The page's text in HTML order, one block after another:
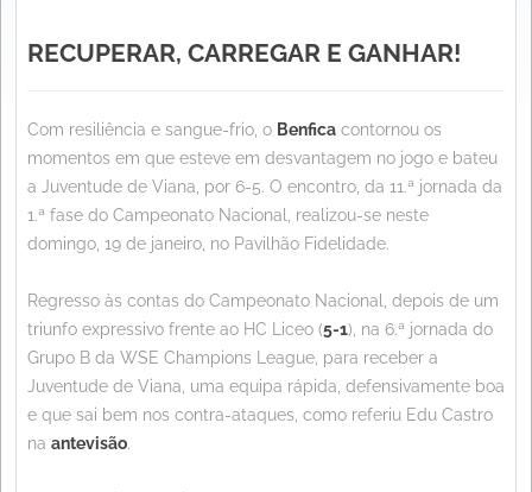
RECUPERAR, CARREGAR E GANHAR!
Com resiliência e sangue-frio, o Benfica contornou os
momentos em que esteve em desvantagem no jogo e bateu
a Juventude de Viana, por 6-5. O encontro, da 11.ª jornada da
1.ª fase do Campeonato Nacional, realizou-se neste
domingo, 19 de janeiro, no Pavilhão Fidelidade.
Regresso às contas do Campeonato Nacional, depois de um
triunfo expressivo frente ao HC Liceo (5-1), na 6.ª jornada do
Grupo B da WSE Champions League, para receber a
Juventude de Viana, uma equipa rápida, defensivamente boa
e que sai bem nos contra-ataques, como referiu Edu Castro
na antevisão.